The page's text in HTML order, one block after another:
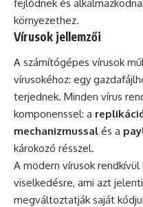
fejlődnek és
környezethez.
Vírusok jellemzői
A számítógépes vírusok
vírusokéhoz: egy
terjednek. Minden vírus
komponenssel: a
mechanizmussal és a
károkozó résszel.
A modern vírusok
viselkedésre, ami azt
megváltoztatják saját